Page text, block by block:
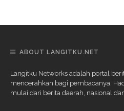
ABOUT LANGITKU.NET
Langitku Networks adalah portal
mencerahkan bagi pembacanya.
mulai dari berita daerah, nasional